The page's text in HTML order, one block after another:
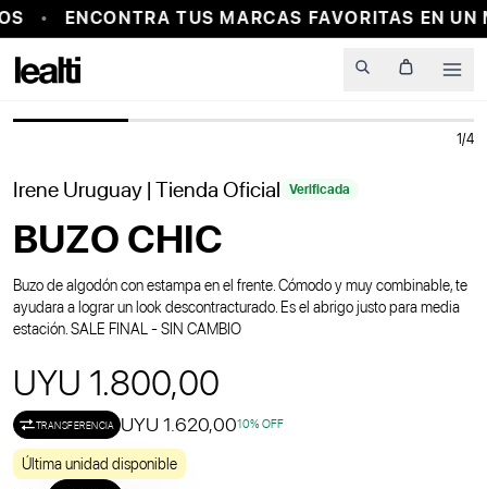
ENCONTRA TUS MARCAS FAVORITAS EN UN
PROBADOR VIRTUAL
1/4
Irene Uruguay | Tienda Oficial Verificada
BUZO CHIC
Buzo de algodón con estampa en el frente. Cómodo y muy combinable, te
ayudara a lograr un look descontracturado. Es el abrigo justo para media
estación. SALE FINAL - SIN CAMBIO
UYU 1.800,00
TRANSFERENCIA UYU 1.620,0010% OFF
Última unidad disponible